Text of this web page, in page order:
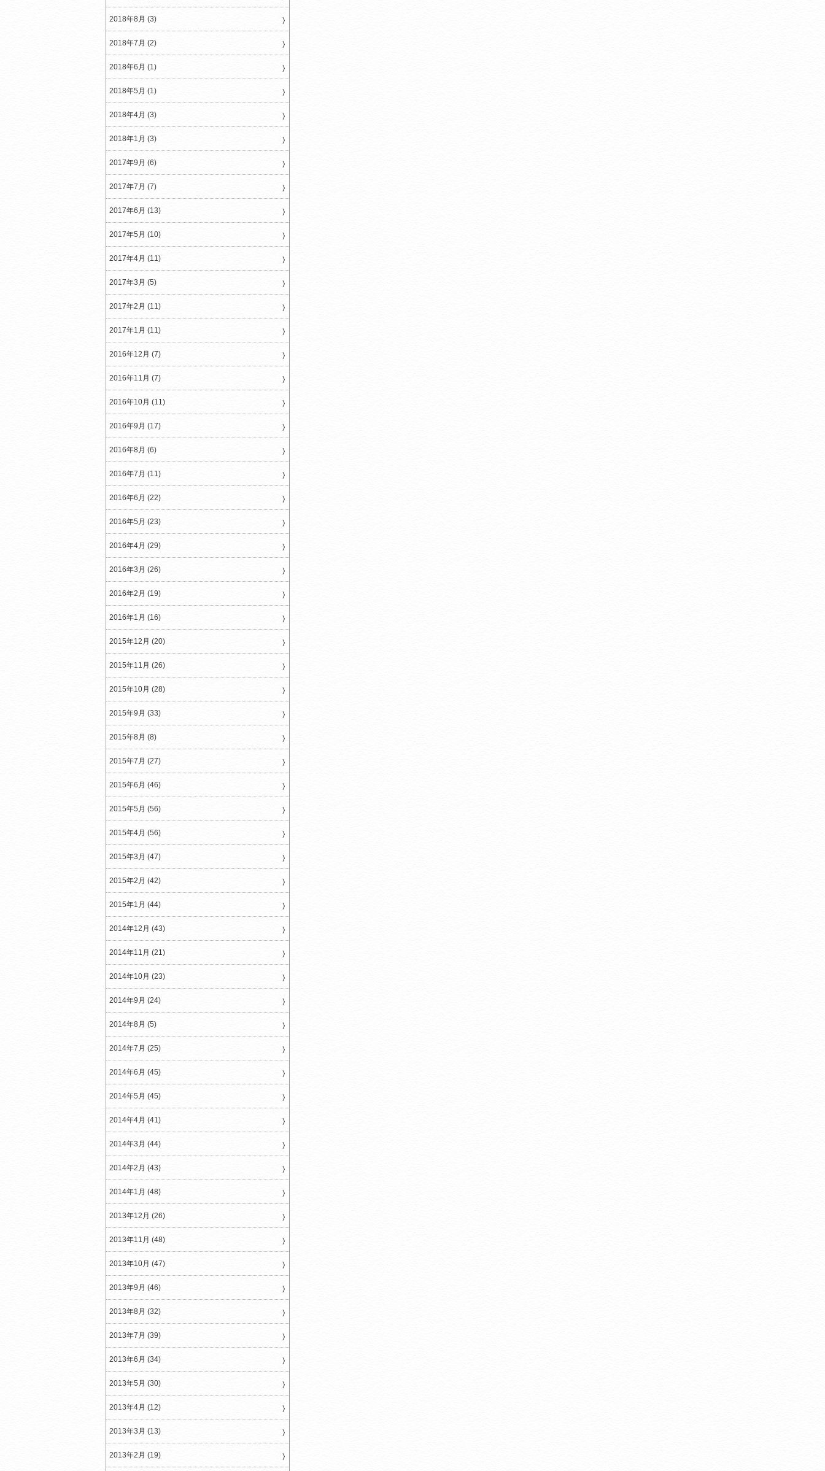
2018年8月 (3)
2018年7月 (2)
2018年6月 (1)
2018年5月 (1)
2018年4月 (3)
2018年1月 (3)
2017年9月 (6)
2017年7月 (7)
2017年6月 (13)
2017年5月 (10)
2017年4月 (11)
2017年3月 (5)
2017年2月 (11)
2017年1月 (11)
2016年12月 (7)
2016年11月 (7)
2016年10月 (11)
2016年9月 (17)
2016年8月 (6)
2016年7月 (11)
2016年6月 (22)
2016年5月 (23)
2016年4月 (29)
2016年3月 (26)
2016年2月 (19)
2016年1月 (16)
2015年12月 (20)
2015年11月 (26)
2015年10月 (28)
2015年9月 (33)
2015年8月 (8)
2015年7月 (27)
2015年6月 (46)
2015年5月 (56)
2015年4月 (56)
2015年3月 (47)
2015年2月 (42)
2015年1月 (44)
2014年12月 (43)
2014年11月 (21)
2014年10月 (23)
2014年9月 (24)
2014年8月 (5)
2014年7月 (25)
2014年6月 (45)
2014年5月 (45)
2014年4月 (41)
2014年3月 (44)
2014年2月 (43)
2014年1月 (48)
2013年12月 (26)
2013年11月 (48)
2013年10月 (47)
2013年9月 (46)
2013年8月 (32)
2013年7月 (39)
2013年6月 (34)
2013年5月 (30)
2013年4月 (12)
2013年3月 (13)
2013年2月 (19)